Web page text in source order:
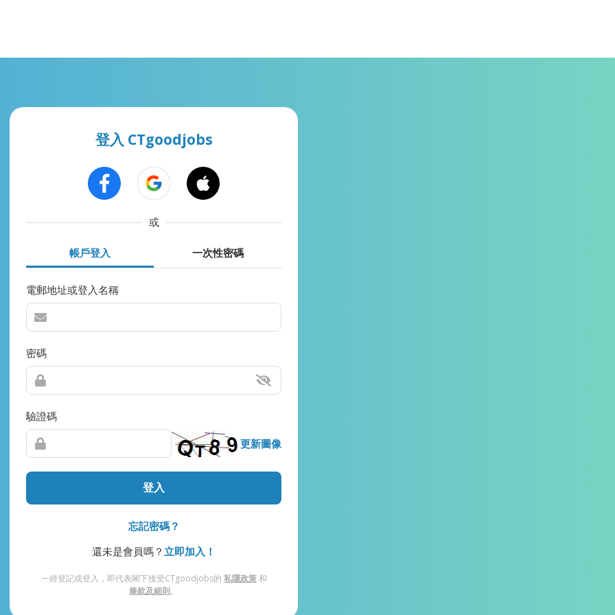
登入 CTgoodjobs
或
帳戶登入 一次性密碼
電郵地址或登入名稱
密碼
驗證碼
更新圖像
登入
忘記密碼？
還未是會員嗎？ 立即加入！
一經登記或登入，即代表閣下接受CTgoodjobs的 私隱政策和
條款及細則。